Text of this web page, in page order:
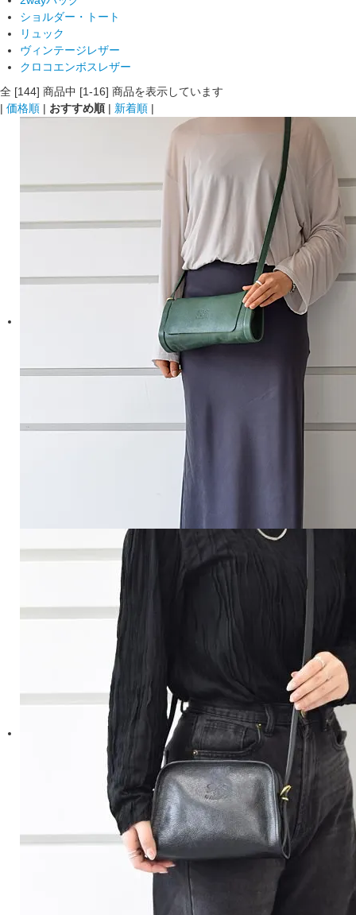
ショルダー・トート
リュック
ヴィンテージレザー
クロコエンボスレザー
全 [144] 商品中 [1-16] 商品を表示しています
| 価格順 | おすすめ順 | 新着順 |